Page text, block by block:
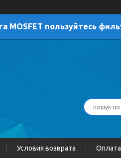
MOSFET пользуйтесь
Условия возврата